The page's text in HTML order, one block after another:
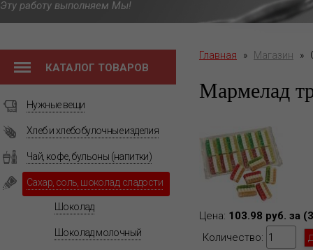
Эту работу выполняем Мы!
КАТАЛОГ ТОВАРОВ
Нужные вещи
Хлеб и хлебобулочные изделия
Чай, кофе, бульоны (напитки)
Сахар, соль, шоколад, сладости
Шоколад
Шоколад молочный
Главная » Магазин »
Мармелад
Цена: 103.98 руб. за
Количество: